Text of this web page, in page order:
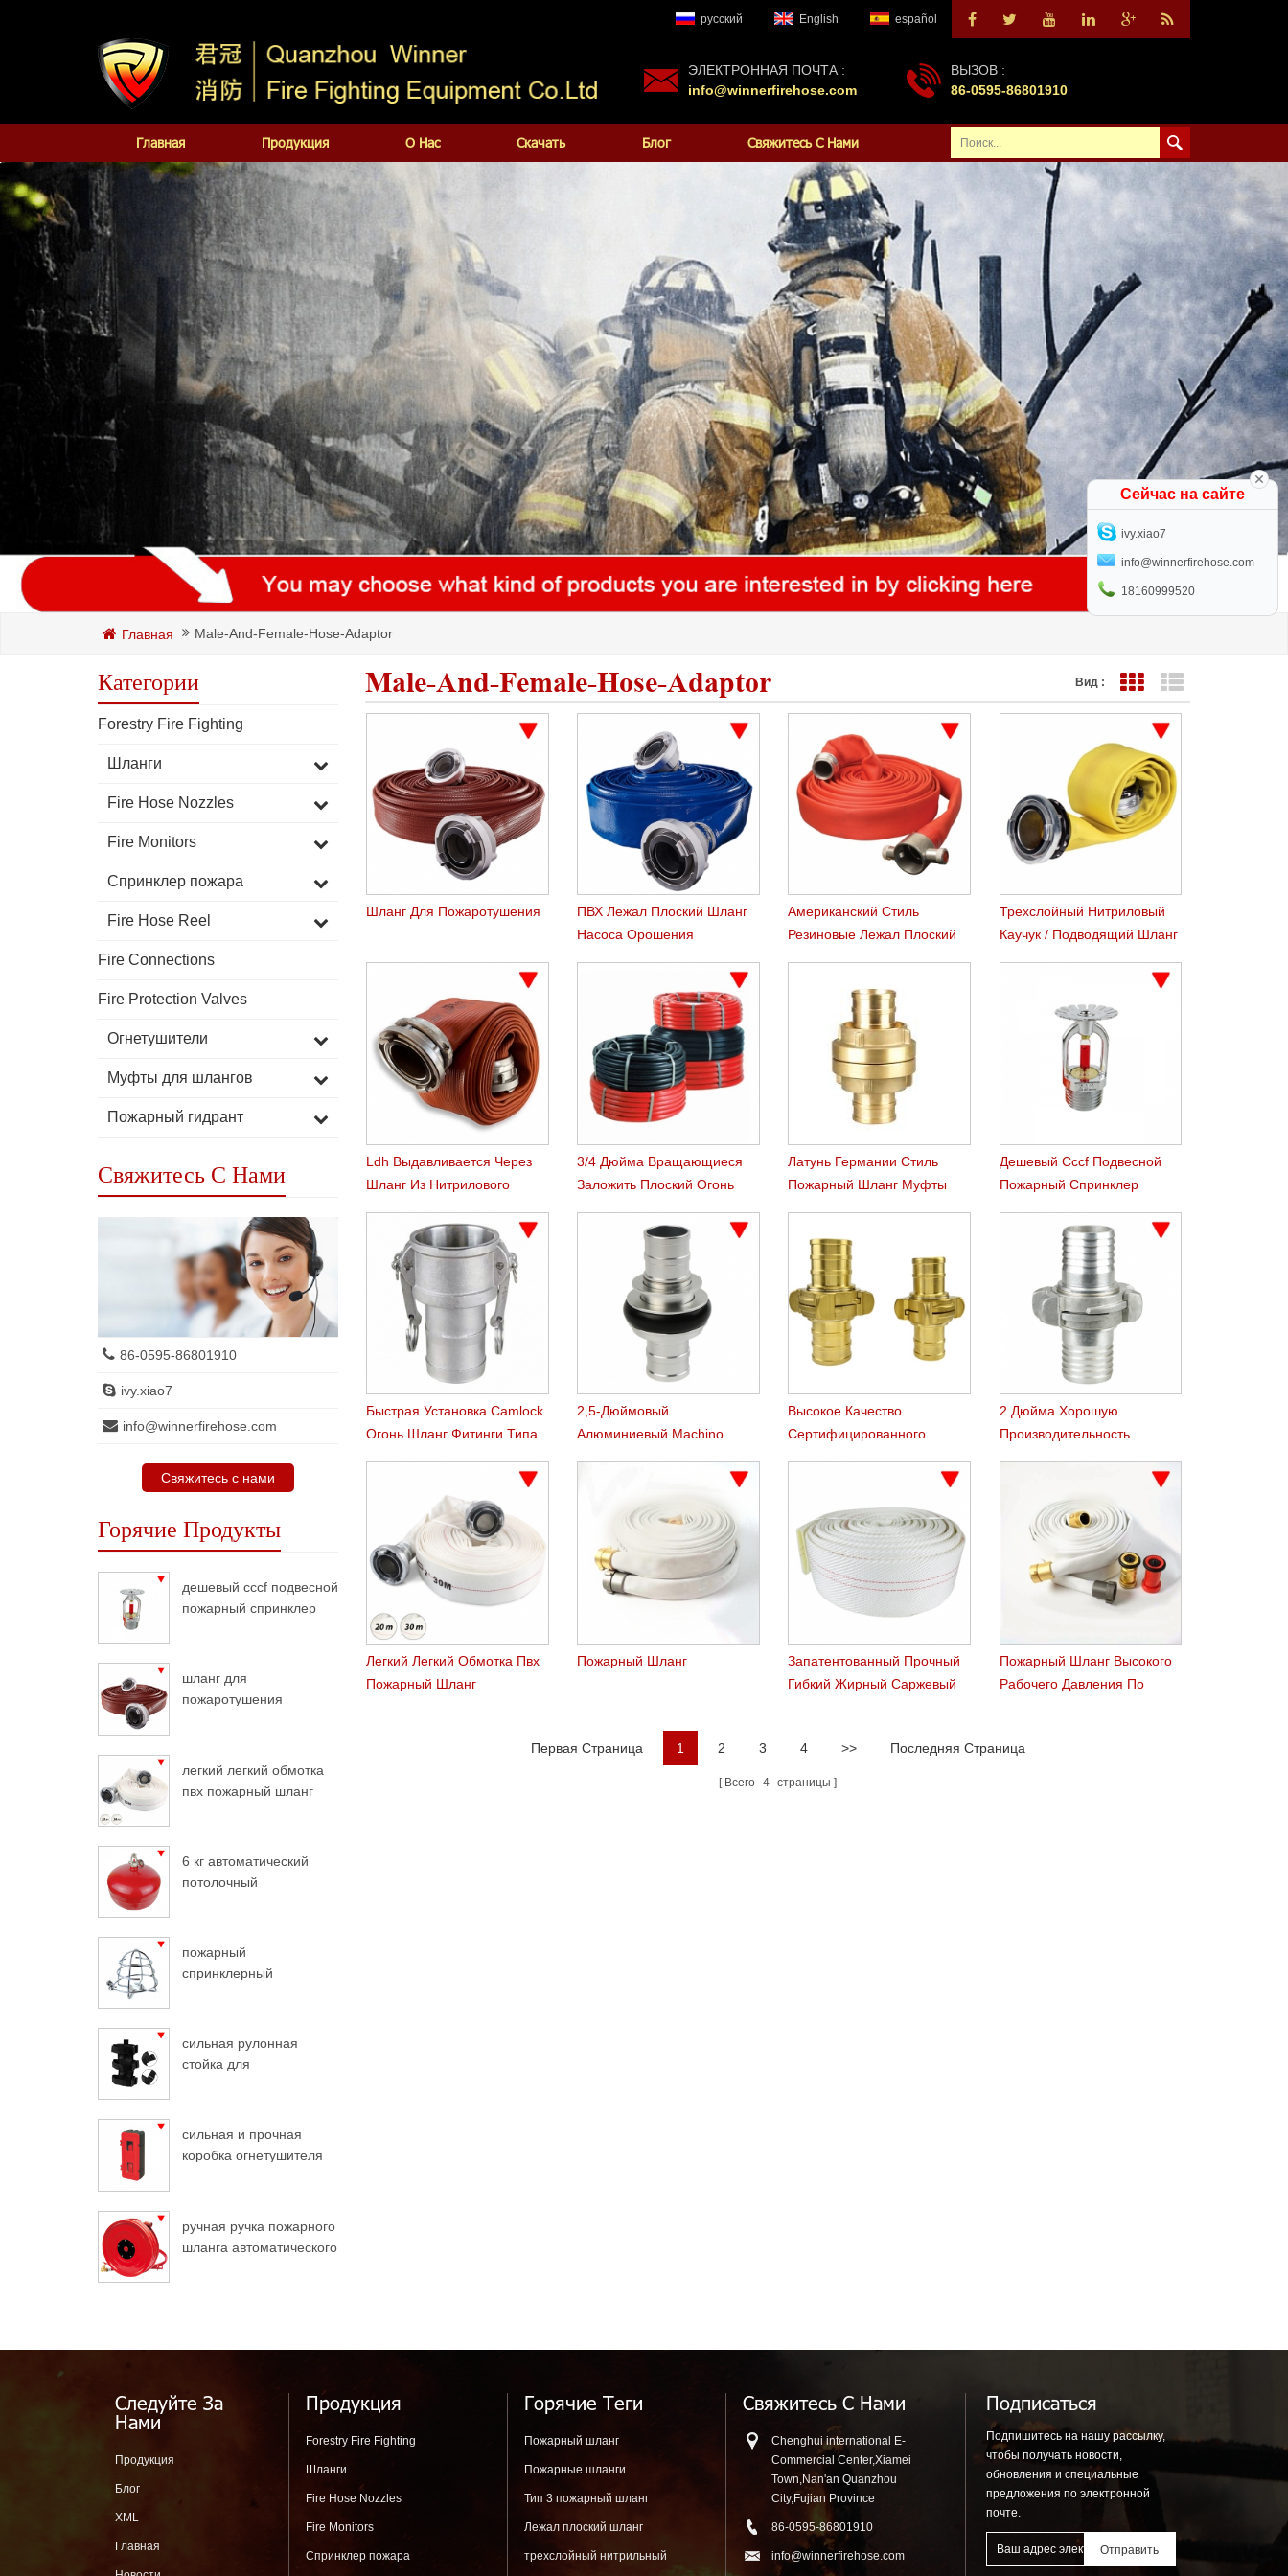
русский English español
ЭЛЕКТРОННАЯ ПОЧТА :
info@winnerfirehose.com
ВЫЗОВ :
86-0595-86801910
Главная Продукция О Нас Скачать Блог Свяжитесь С Нами
Главная Male-And-Female-Hose-Adaptor
Категории
Forestry Fire Fighting
Шланги
Fire Hose Nozzles
Fire Monitors
Спринклер пожара
Fire Hose Reel
Fire Connections
Fire Protection Valves
Огнетушители
Муфты для шлангов
Пожарный гидрант
Свяжитесь С Нами
86-0595-86801910
ivy.xiao7
info@winnerfirehose.com
Свяжитесь с нами
Горячие Продукты
дешевый cccf подвесной
пожарный спринклер
шланг для
пожаротушения
легкий легкий обмотка
пвх пожарный шланг
6 кг автоматический
потолочный
пожарный
спринклерный
сильная рулонная
стойка для
сильная и прочная
коробка огнетушителя
ручная ручка пожарного
шланга автоматического
Male-And-Female-Hose-Adaptor Вид : Представление сетки
Шланг Для Пожаротушения
ПВХ Лежал Плоский Шланг
Насоса Орошения
Американский Стиль
Резиновые Лежал Плоский
Трехслойный Нитриловый
Каучук / Подводящий Шланг
Ldh Выдавливается Через
Шланг Из Нитрилового
3/4 Дюйма Вращающиеся
Заложить Плоский Огонь
Латунь Германии Стиль
Пожарный Шланг Муфты
Дешевый Cccf Подвесной
Пожарный Спринклер
Быстрая Установка Camlock
Огонь Шланг Фитинги Типа
2,5-Дюймовый
Алюминиевый Machino
Высокое Качество
Сертифицированного
2 Дюйма Хорошую
Производительность
Легкий Легкий Обмотка Пвх
Пожарный Шланг
Пожарный Шланг
Запатентованный Прочный
Гибкий Жирный Саржевый
Пожарный Шланг Высокого
Рабочего Давления По
Первая Страница
1 2 3 4 >> Последняя Страница
Всего 4 страницы
Следуйте За
Нами
Продукция
Блог
XML
Главная
Продукция
Forestry Fire Fighting
Шланги
Fire Hose Nozzles
Fire Monitors
Спринклер пожара
Горячие Теги
Пожарный шланг
Пожарные шланги
Тип 3 пожарный шланг
Лежал плоский шланг
трехслойный нитрильный
Свяжитесь С Нами
Chenghui international E-
Commercial Center,Xiamei
Town,Nan'an Quanzhou
City,Fujian Province
86-0595-86801910
info@winnerfirehose.com
Подписаться
Подпишитесь на нашу рассылку,
чтобы получать новости,
обновления и специальные
предложения по электронной
почте.
Сейчас на сайте
ivy.xiao7
info@winnerfirehose.com
18160999520